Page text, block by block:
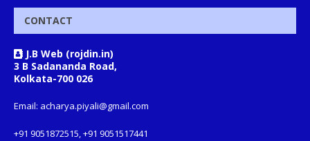
CONTACT
J.B Web (rojdin.in)
3 B Sadananda Road,
Kolkata-700 026
Email: acharya.piyali@gmail.com
+91 9051872515, +91 9051517441